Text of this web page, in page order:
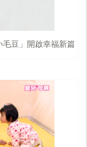
豆」開啟幸福新篇